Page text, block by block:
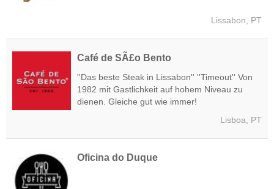
Lissabon, PT
Café de SÃ£o Bento
''Das beste Steak in Lissabon'' ''Timeout'' Von
1982 mit Gastlichkeit auf hohem Niveau zu
dienen. Gleiche gut wie immer!
Lisboa, PT
Oficina do Duque